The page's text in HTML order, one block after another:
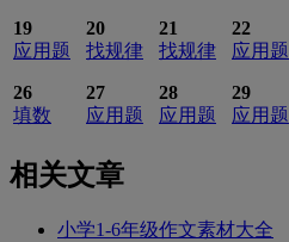
19
应用题
20
找规律
21
找规律
22
应用题
26
填数
27
应用题
28
应用题
29
应用题
相关文章
小学1-6年级作文素材大全